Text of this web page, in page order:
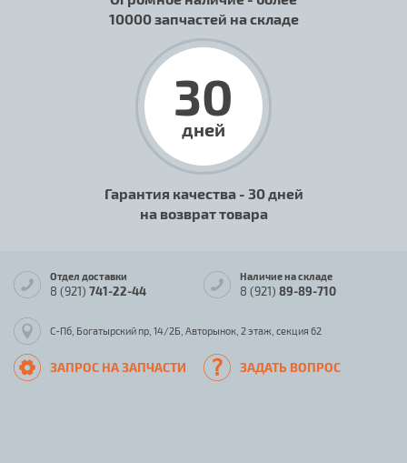
10000 запчастей на складе
30
дней
Гарантия качества - 30 дней
на возврат товара
Отдел доставки
8 (921) 741-22-44
Наличие на складе
8 (921) 89-89-710
С-Пб, Богатырский пр, 14/2Б, Авторынок, 2 этаж, секция 62
ЗАПРОС НА ЗАПЧАСТИ ЗАДАТЬ ВОПРОС